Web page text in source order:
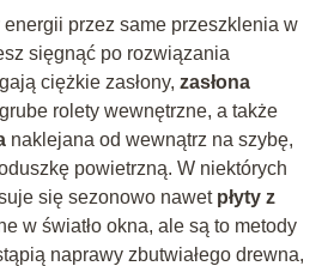
przez same przeszklenia w
sięgnąć po rozwiązania
ciężkie zasłony, zasłona
rolety wewnętrzne, a także
naklejana od wewnątrz na szybę,
powietrzną. W niektórych
się sezonowo nawet płyty z
w światło okna, ale są to metody
naprawy zbutwiałego drewna,